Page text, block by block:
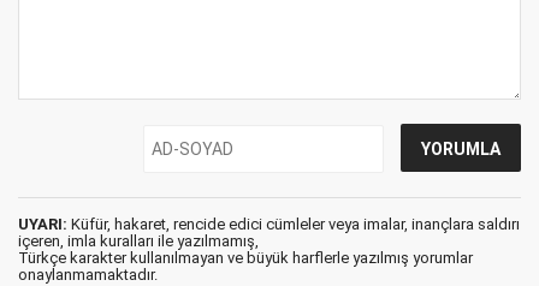
UYARI: Küfür, hakaret, rencide edici cümleler veya imalar, inançlara saldırı
içeren, imla kuralları ile yazılmamış,
Türkçe karakter kullanılmayan ve büyük harflerle yazılmış yorumlar
onaylanmamaktadır.